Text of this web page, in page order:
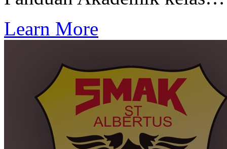
Learn More